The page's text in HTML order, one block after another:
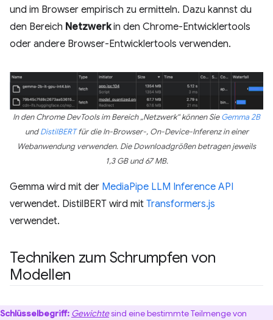
und im Browser empirisch zu ermitteln. Dazu kannst du
den Bereich Netzwerkin den Chrome-Entwicklertools
oder andere Browser-Entwicklertools verwenden.
In den Chrome DevTools im Bereich „Netzwerk“ können SieGemma 2B
undDistilBERTfür die In-Browser-, On-Device-Inferenz in einer
Webanwendung verwenden. Die Downloadgrößen betragen jeweils
1,3 GB und 67 MB.
Gemma wird mit der MediaPipe LLM Inference API
verwendet. DistilBERT wird mit Transformers.js
verwendet.
Techniken zum Schrumpfen von
Modellen
Schlüsselbegriff: Gewichtesind eine bestimmte Teilmenge von